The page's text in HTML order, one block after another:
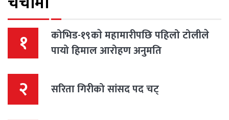
१
कोभिड-१९काे महामारीपछि पहिलो टोलीले
पायो हिमाल आरोहण अनुमति
२ सरिता गिरीको सांसद पद चट्